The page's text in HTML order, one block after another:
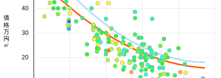
20
30
40
価格 万円/㎡